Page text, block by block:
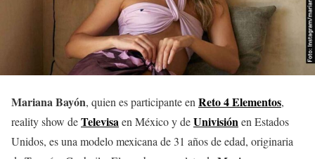
Mariana Bayón, quien es participante en Reto 4 Elementos,
reality show deTelevisaen México y deUnivisiónen Estados
Unidos, es una modelo mexicana de 31 años de edad, originaria